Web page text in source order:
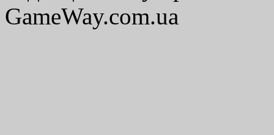
GameWay.com.ua